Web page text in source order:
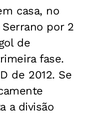
casa, no
por 2
de
fase.
de 2012. Se
a divisão